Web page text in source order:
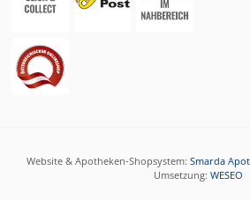
Website & Apotheken-Shopsystem: Smarda
Umsetzung: WESEO